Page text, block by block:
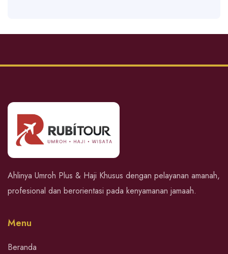
Ahlinya Umroh Plus & Haji Khusus dengan pelayanan amanah,
profesional dan berorientasi pada kenyamanan jamaah.
Menu
Beranda